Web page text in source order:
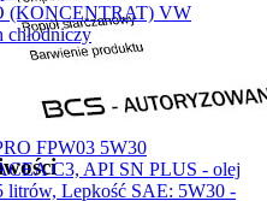
(KONCENTRAT) VW
chłodniczy